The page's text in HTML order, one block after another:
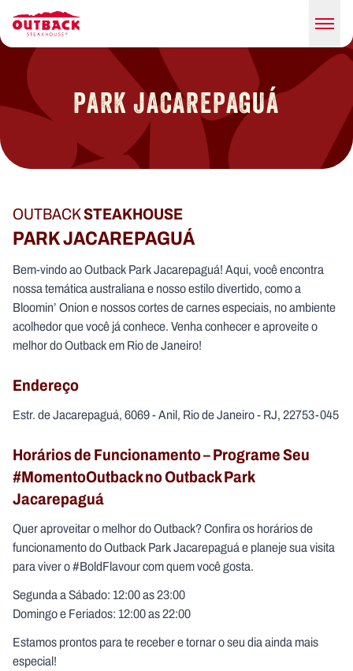
PARK JACAREPAGUÁ
OUTBACKSTEAKHOUSE
PARK JACAREPAGUÁ
Bem-vindo ao Outback Park Jacarepaguá! Aqui, você encontra
nossa temática australiana e nosso estilo divertido, como a
Bloomin’ Onion e nossos cortes de carnes especiais, no ambiente
acolhedor que você já conhece. Venha conhecer e aproveite o
melhor do Outback em Rio de Janeiro!
Endereço
Estr. de Jacarepaguá, 6069 - Anil, Rio de Janeiro - RJ, 22753-045
Horários de Funcionamento – Programe Seu
#MomentoOutback no Outback Park
Jacarepaguá
Quer aproveitar o melhor do Outback? Confira os horários de
funcionamento do Outback Park Jacarepaguá e planeje sua visita
para viver o #BoldFlavour com quem você gosta.
Segunda a Sábado: 12:00 as 23:00
Domingo e Feriados: 12:00 as 22:00
Estamos prontos para te receber e tornar o seu dia ainda mais
especial!